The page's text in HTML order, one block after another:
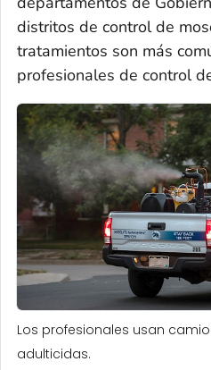
distritos de control de
tratamientos son más
profesionales de control
Los profesionales usan
adulticidas.